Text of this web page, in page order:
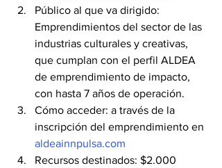
Público al que va dirigido:
Emprendimientos del sector de las
industrias culturales y creativas,
que cumplan con el perfil ALDEA
de emprendimiento de impacto,
con hasta 7 años de operación.
Cómo acceder: a través de la
inscripción del emprendimiento en
aldeainnpulsa.com
Recursos destinados: $2.000